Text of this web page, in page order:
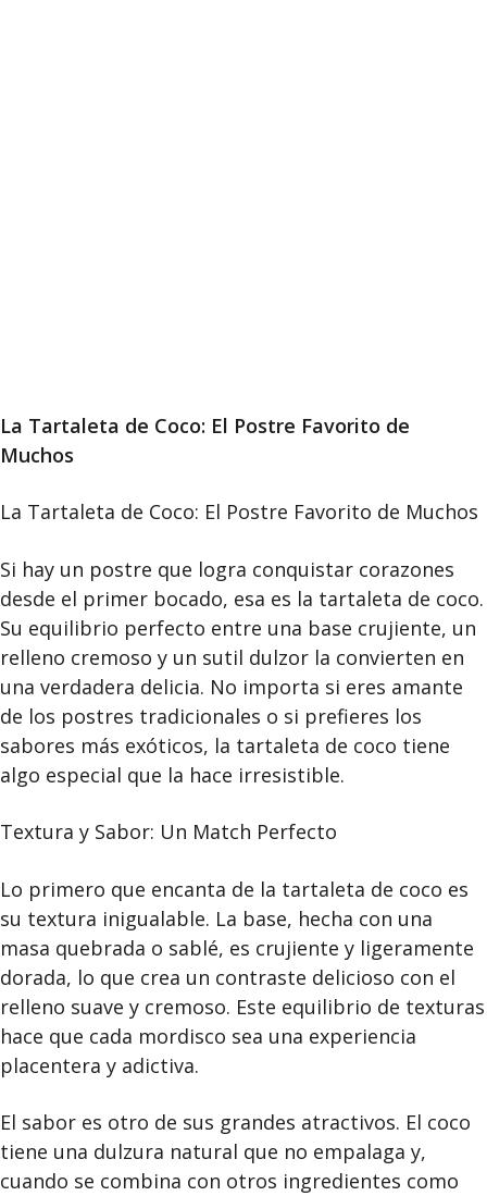
La Tartaleta de Coco: El Postre Favorito de
Muchos
La Tartaleta de Coco: El Postre Favorito de Muchos
Si hay un postre que logra conquistar corazones
desde el primer bocado, esa es la tartaleta de coco.
Su equilibrio perfecto entre una base crujiente, un
relleno cremoso y un sutil dulzor la convierten en
una verdadera delicia. No importa si eres amante
de los postres tradicionales o si prefieres los
sabores más exóticos, la tartaleta de coco tiene
algo especial que la hace irresistible.
Textura y Sabor: Un Match Perfecto
Lo primero que encanta de la tartaleta de coco es
su textura inigualable. La base, hecha con una
masa quebrada o sablé, es crujiente y ligeramente
dorada, lo que crea un contraste delicioso con el
relleno suave y cremoso. Este equilibrio de texturas
hace que cada mordisco sea una experiencia
placentera y adictiva.
El sabor es otro de sus grandes atractivos. El coco
tiene una dulzura natural que no empalaga y,
cuando se combina con otros ingredientes como